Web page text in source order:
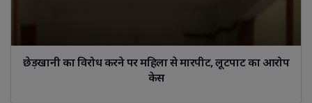
छेड़खानी का विरोध करने पर महिला से मारपीट, लूटपाट का आरोप
केस